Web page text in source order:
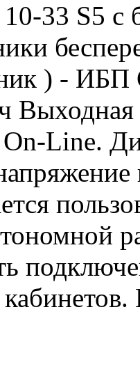
33 S5 с
) - ИБП
On-Line.